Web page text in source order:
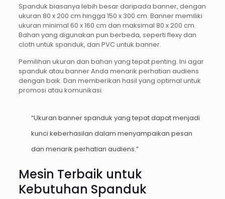
Spanduk biasanya lebih besar daripada banner, dengan
ukuran 80 x 200 cm hingga 150 x 300 cm. Banner memiliki
ukuran minimal 60 x 160 cm dan maksimal 80 x 200 cm.
Bahan yang digunakan pun berbeda, seperti flexy dan
cloth untuk spanduk, dan PVC untuk banner.
Pemilihan ukuran dan bahan yang tepat penting. Ini agar
spanduk atau banner Anda menarik perhatian audiens
dengan baik. Dan memberikan hasil yang optimal untuk
promosi atau komunikasi.
“Ukuran banner spanduk yang tepat dapat menjadi
kunci keberhasilan dalam menyampaikan pesan
dan menarik perhatian audiens.”
Mesin Terbaik untuk
Kebutuhan Spanduk